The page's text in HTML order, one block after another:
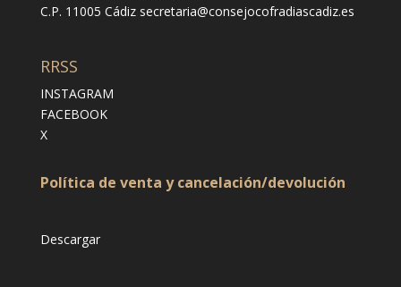
C.P. 11005 Cádiz secretaria@consejocofradiascadiz.es
RRSS
INSTAGRAM
FACEBOOK
X
Política de venta y cancelación/devolución
Descargar